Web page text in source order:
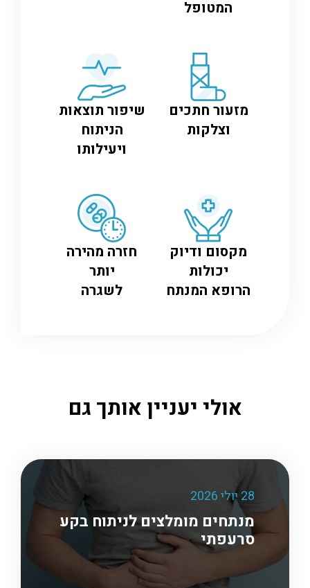
המטופל
מזעור חתכים
וצלקות
שיפור תוצאות
הניתוח
ויעילותו
מקסום ודיוק
יכולות
הרופא המנתח
חזרה מהירה
יותר
לשגרה
אולי יעניין אותך גם
28 יולי 2026
מנתחים מומלצים לניתוח בקע
סרעפתי